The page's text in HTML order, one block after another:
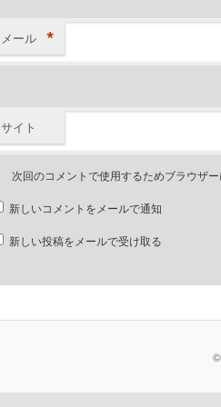
メール *
サイト
次回のコメントで使用するためブラウザ
新しいコメントをメールで通知
新しい投稿をメールで受け取る